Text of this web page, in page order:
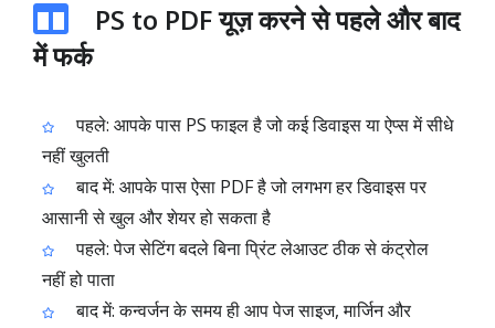
PS to PDF यूज़ करने से पहले और बाद
में फर्क
पहले: आपके पास PS फाइल है जो कई डिवाइस या ऐप्स में सीधे
नहीं खुलती
बाद में: आपके पास ऐसा PDF है जो लगभग हर डिवाइस पर
आसानी से खुल और शेयर हो सकता है
पहले: पेज सेटिंग बदले बिना प्रिंट लेआउट ठीक से कंट्रोल
नहीं हो पाता
बाद में: कन्वर्जन के समय ही आप पेज साइज, मार्जिन और